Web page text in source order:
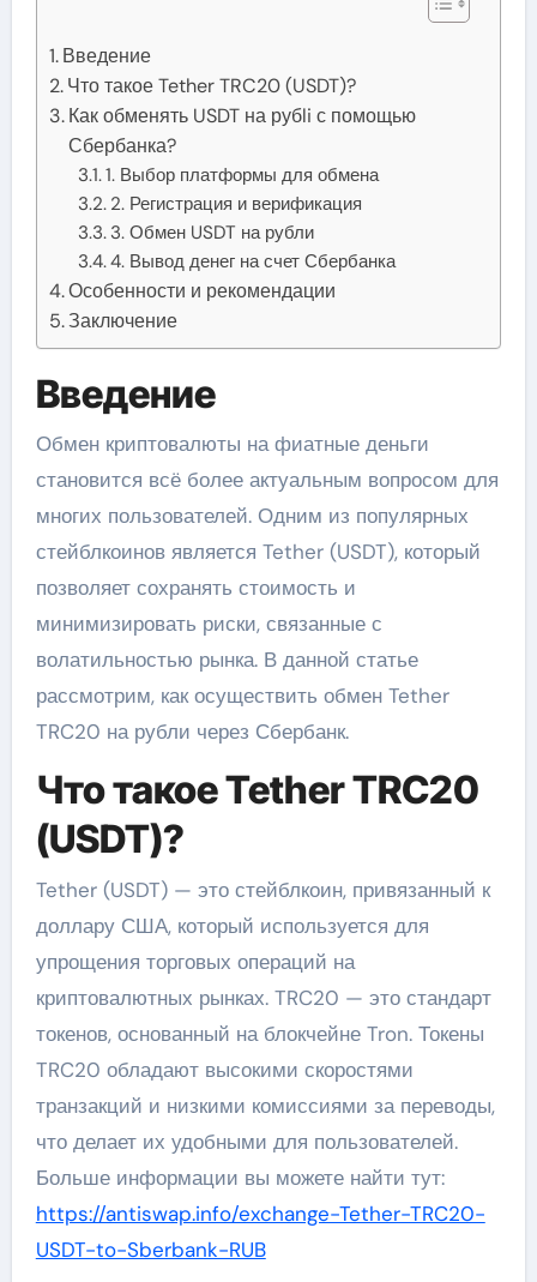
Введение
Что такое Tether TRC20 (USDT)?
Как обменять USDT на рубli с помощью
Сбербанка?
1. Выбор платформы для обмена
2. Регистрация и верификация
3. Обмен USDT на рубли
4. Вывод денег на счет Сбербанка
Особенности и рекомендации
Заключение
Введение
Обмен криптовалюты на фиатные деньги
становится всё более актуальным вопросом для
многих пользователей. Одним из популярных
стейблкоинов является Tether (USDT), который
позволяет сохранять стоимость и
минимизировать риски, связанные с
волатильностью рынка. В данной статье
рассмотрим, как осуществить обмен Tether
TRC20 на рубли через Сбербанк.
Что такое Tether TRC20
(USDT)?
Tether (USDT) — это стейблкоин, привязанный к
доллару США, который используется для
упрощения торговых операций на
криптовалютных рынках. TRC20 — это стандарт
токенов, основанный на блокчейне Tron. Токены
TRC20 обладают высокими скоростями
транзакций и низкими комиссиями за переводы,
что делает их удобными для пользователей.
Больше информации вы можете найти тут:
https://antiswap.info/exchange-Tether-TRC20-
USDT-to-Sberbank-RUB